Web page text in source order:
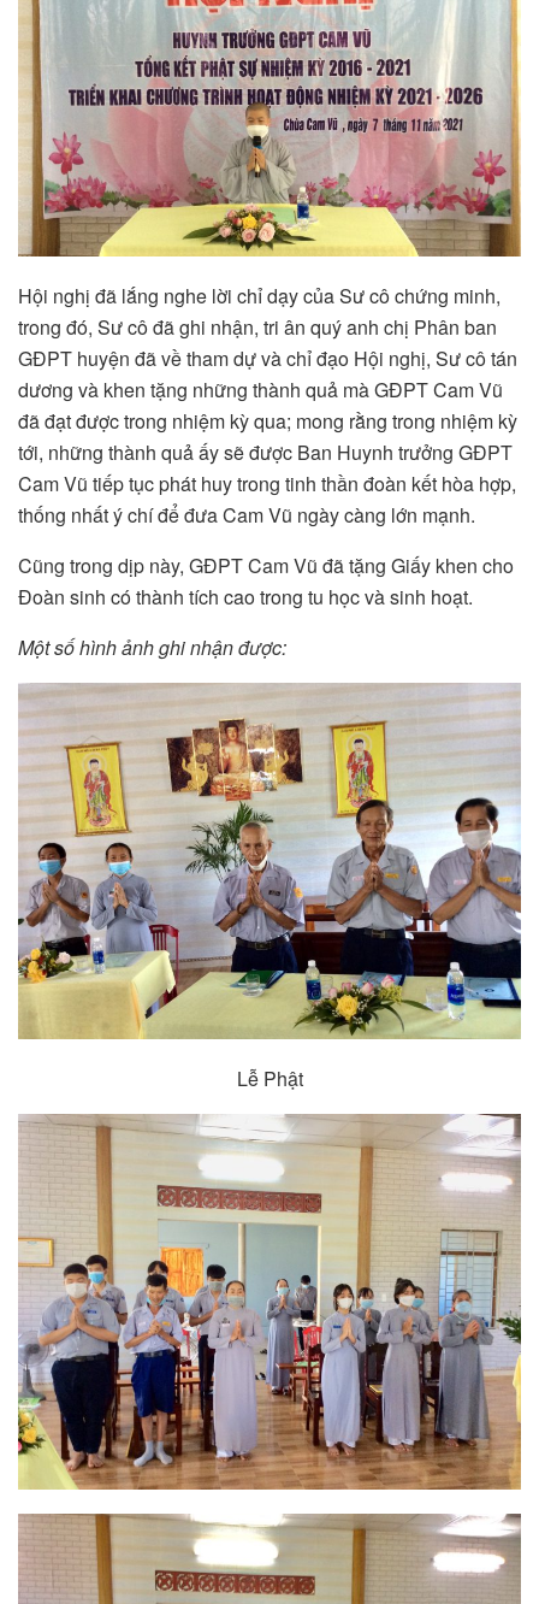
Hội nghị đã lắng nghe lời chỉ dạy của Sư cô chứng minh,
trong đó, Sư cô đã ghi nhận, tri ân quý anh chị Phân ban
GĐPT huyện đã về tham dự và chỉ đạo Hội nghị, Sư cô tán
dương và khen tặng những thành quả mà GĐPT Cam Vũ
đã đạt được trong nhiệm kỳ qua; mong rằng trong nhiệm kỳ
tới, những thành quả ấy sẽ được Ban Huynh trưởng GĐPT
Cam Vũ tiếp tục phát huy trong tinh thần đoàn kết hòa hợp,
thống nhất ý chí để đưa Cam Vũ ngày càng lớn mạnh.
Cũng trong dịp này, GĐPT Cam Vũ đã tặng Giấy khen cho
Đoàn sinh có thành tích cao trong tu học và sinh hoạt.
Một số hình ảnh ghi nhận được:
Lễ Phật